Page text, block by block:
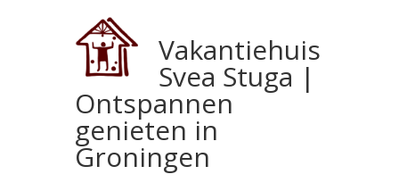
Vakantiehuis
Svea Stuga |
Ontspannen
genieten in
Groningen